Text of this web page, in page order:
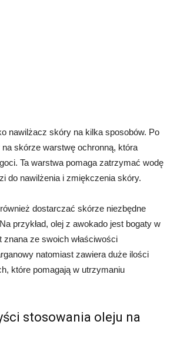
nawilżacz skóry na kilka sposobów. Po
skórze warstwę ochronną, która
Ta warstwa pomaga zatrzymać wodę
do nawilżenia i zmiękczenia skóry.
dostarczać skórze niezbędne
przykład, olej z awokado jest bogaty w
znana ze swoich właściwości
natomiast zawiera duże ilości
które pomagają w utrzymaniu
stosowania oleju na